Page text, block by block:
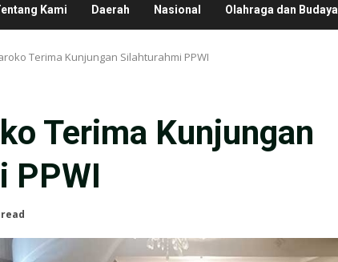
Kami Daerah Nasional Olahraga dan Budaya
Terima Kunjungan Silahturahmi PPWI
Terima Kunjungan
PPWI